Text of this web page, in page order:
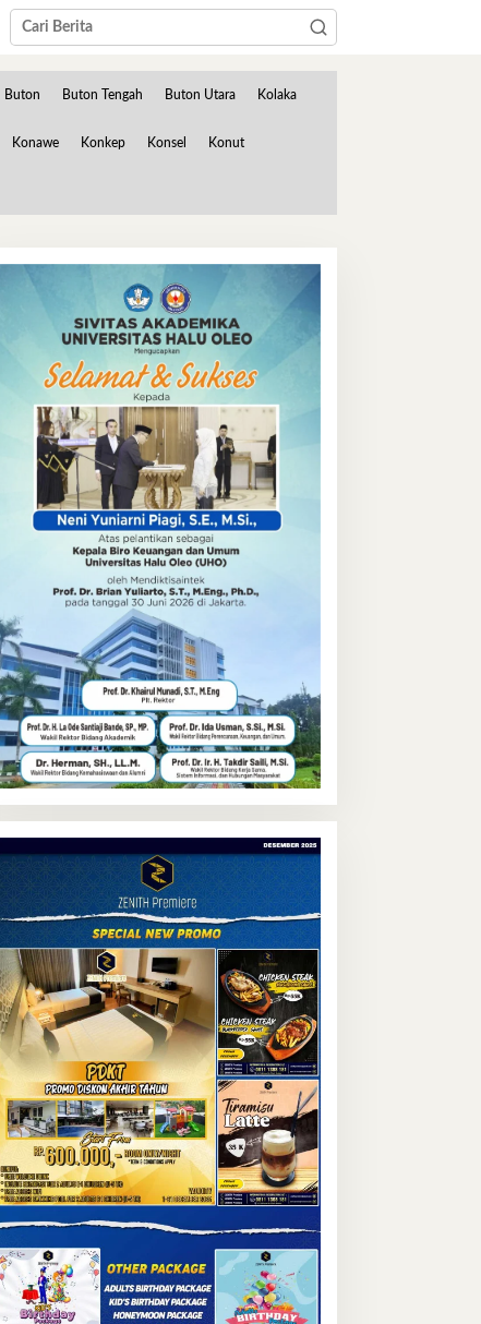
Buton Buton Tengah Buton Utara Kolaka
Konawe Konkep Konsel Konut